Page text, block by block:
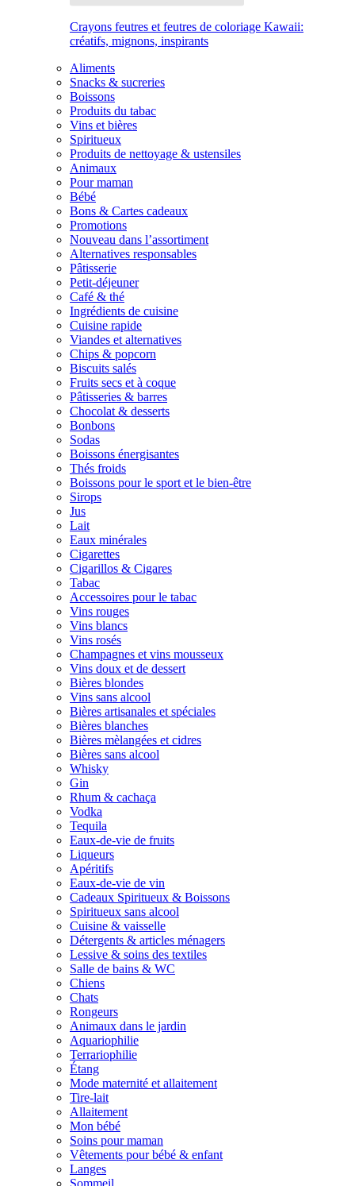
Crayons feutres et feutres de coloriage Kawaii:
créatifs, mignons, inspirants
Aliments
Snacks & sucreries
Boissons
Produits du tabac
Vins et bières
Spiritueux
Produits de nettoyage & ustensiles
Animaux
Pour maman
Bébé
Bons & Cartes cadeaux
Promotions
Nouveau dans l’assortiment
Alternatives responsables
Pâtisserie
Petit-déjeuner
Café & thé
Ingrédients de cuisine
Cuisine rapide
Viandes et alternatives
Chips & popcorn
Biscuits salés
Fruits secs et à coque
Pâtisseries & barres
Chocolat & desserts
Bonbons
Sodas
Boissons énergisantes
Thés froids
Boissons pour le sport et le bien-être
Sirops
Jus
Lait
Eaux minérales
Cigarettes
Cigarillos & Cigares
Tabac
Accessoires pour le tabac
Vins rouges
Vins blancs
Vins rosés
Champagnes et vins mousseux
Vins doux et de dessert
Bières blondes
Vins sans alcool
Bières artisanales et spéciales
Bières blanches
Bières mèlangées et cidres
Bières sans alcool
Whisky
Gin
Rhum & cachaça
Vodka
Tequila
Eaux-de-vie de fruits
Liqueurs
Apéritifs
Eaux-de-vie de vin
Cadeaux Spiritueux & Boissons
Spiritueux sans alcool
Cuisine & vaisselle
Détergents & articles ménagers
Lessive & soins des textiles
Salle de bains & WC
Chiens
Chats
Rongeurs
Animaux dans le jardin
Aquariophilie
Terrariophilie
Étang
Mode maternité et allaitement
Tire-lait
Allaitement
Mon bébé
Soins pour maman
Vêtements pour bébé & enfant
Langes
Sommeil